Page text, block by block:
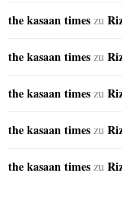
the kasaan times zu
the kasaan times zu
the kasaan times zu
the kasaan times zu
the kasaan times zu